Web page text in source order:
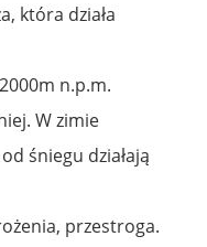
która działa
n.p.m.
W zimie
śniegu działają
przestroga.